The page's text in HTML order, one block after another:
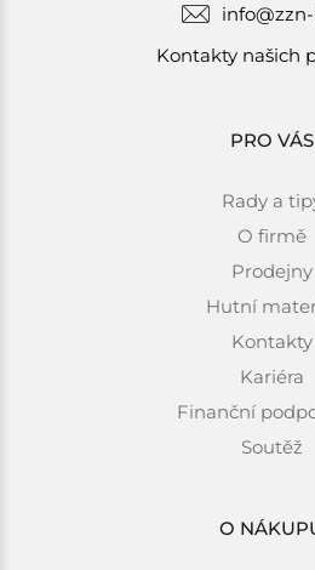
Kontakty našich
PRO VÁS
Rady a
O firmě
Prodejny
Hutní
Kontakty
Kariéra
Finanční
Soutěž
O